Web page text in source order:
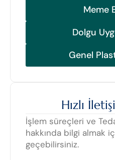
Meme
Dolgu
Genel
Hızlı
İşlem süreçleri ve
hakkında bilgi almak
geçebilirsiniz.